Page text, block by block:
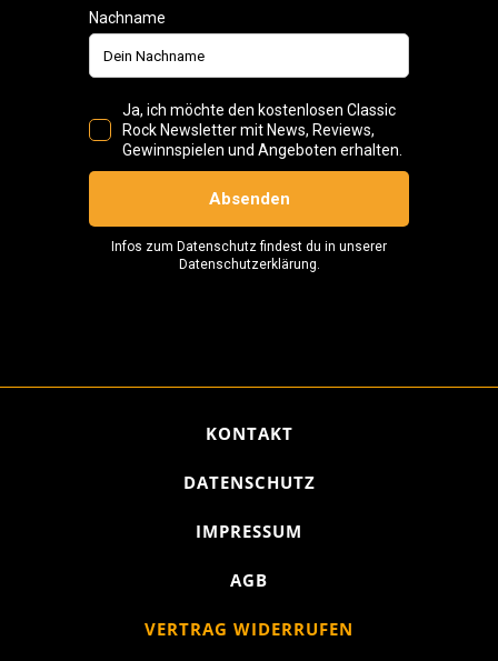
KONTAKT
DATENSCHUTZ
IMPRESSUM
AGB
VERTRAG WIDERRUFEN